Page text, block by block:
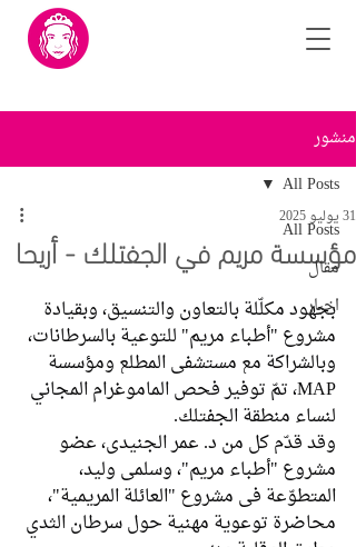
منشور
All Posts
مقال
اخبار
All Posts
مؤسسة مريم في الجفتلك - أريحا
31 يوليو 2025
بجهود مكلّلة بالتعاون والتنسيق، وبقيادة
مشروع "أطباء مريم" للتوعية بالسرطانات،
وبالشراكة مع مستشفى المطلع ومؤسسة
MAP، تمّ توفير فحص الماموغرام المجاني
لنساء منطقة الجفتلك.
وقد قدّم كل من د. عمر الجنيدي، عضو
مشروع "أطباء مريم"، وسلمى وليد،
المتطوّعة في مشروع "العائلة المريمية"،
محاضرة توعوية مهنية حول سرطان الثدي